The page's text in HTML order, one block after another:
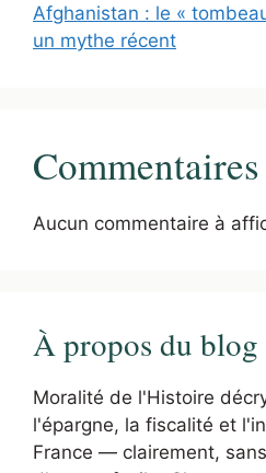
Afghanistan : le «
un mythe récent
Aucun commentaire à
À propos du blog
Moralité de l'Histoire
l'épargne, la fiscalité et
France — clairement,